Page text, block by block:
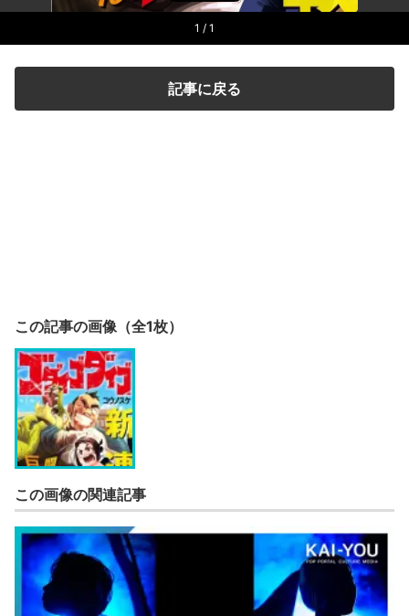
1 / 1
記事に戻る
この記事の画像（全1枚）
この画像の関連記事